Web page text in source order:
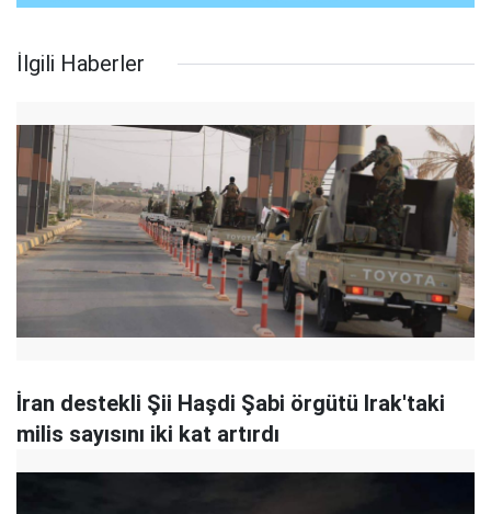
İlgili Haberler
İran destekli Şii Haşdi Şabi örgütü Irak'taki
milis sayısını iki kat artırdı